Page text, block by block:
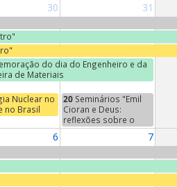
30 31
do dia do Engenheiro e da
de Materiais
Nuclear no
no Brasil
20 Seminários "Emil
Cioran e Deus:
reflexões sobre o
Nada". Terceiro
Cioran
6 7